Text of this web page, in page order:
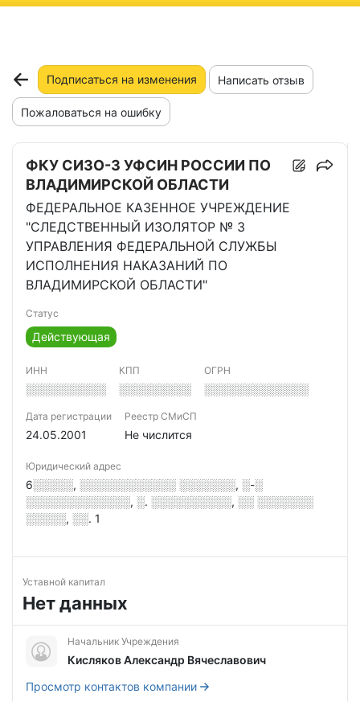
Подписаться на изменения Написать отзыв
Пожаловаться на ошибку
ФКУ СИЗО-3 УФСИН РОССИИ ПО
ВЛАДИМИРСКОЙ ОБЛАСТИ
ФЕДЕРАЛЬНОЕ КАЗЕННОЕ УЧРЕЖДЕНИЕ
"СЛЕДСТВЕННЫЙ ИЗОЛЯТОР № 3
УПРАВЛЕНИЯ ФЕДЕРАЛЬНОЙ СЛУЖБЫ
ИСПОЛНЕНИЯ НАКАЗАНИЙ ПО
ВЛАДИМИРСКОЙ ОБЛАСТИ"
Статус
Действующая
ИНН
░░░░░░░░░░
КПП
░░░░░░░░░
ОГРН
░░░░░░░░░░░░░
Дата регистрации
24.05.2001
Реестр СМиСП
Не числится
Юридический адрес
6░░░░░, ░░░░░░░░░░░░ ░░░░░░░, ░-░
░░░░░░░░░░░░░, ░. ░░░░░░░░░░, ░░ ░░░░░░░
░░░░░, ░░. 1
Уставной капитал
Нет данных
Начальник Учреждения
Кисляков Александр Вячеславович
Просмотр контактов компании